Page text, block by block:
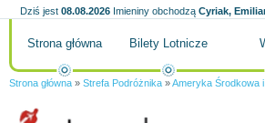
Dziś jest 08.08.2026 Imieniny obchodzą Cyriak,
Strona główna Bilety Lotnicze
Strona główna » Strefa Podróżnika »Ameryka Środkowa